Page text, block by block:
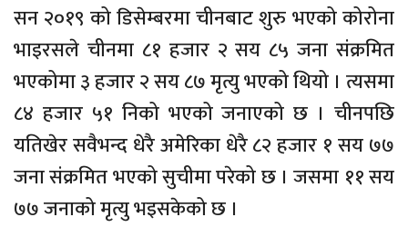
सन २०१९ को डिसेम्बरमा चीनबाट शुरु भएको कोरोना
भाइरसले चीनमा ८१ हजार २ सय ८५ जना संक्रमित
भएकोमा ३ हजार २ सय ८७ मृत्यु भएको थियो । त्यसमा
८४ हजार ५१ निको भएको जनाएको छ । चीनपछि
यतिखेर सवैभन्द धेरै अमेरिका धेरै ८२ हजार १ सय ७७
जना संक्रमित भएको सुचीमा परेको छ । जसमा ११ सय
७७ जनाको मृत्यु भइसकेको छ ।